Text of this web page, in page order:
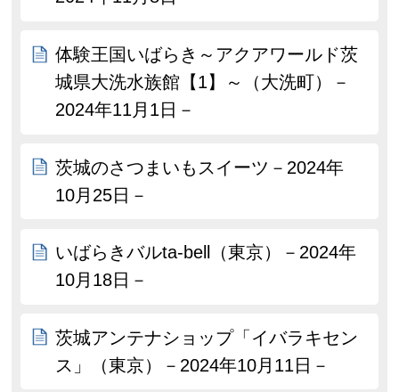
体験王国いばらき～アクアワールド茨
城県大洗水族館【1】～（大洗町）－
2024年11月1日－
茨城のさつまいもスイーツ－2024年
10月25日－
いばらきバルta-bell（東京）－2024年
10月18日－
茨城アンテナショップ「イバラキセン
ス」（東京）－2024年10月11日－